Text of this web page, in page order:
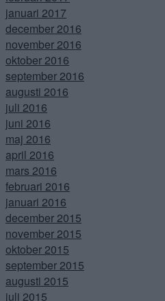
januari 2017
december 2016
november 2016
oktober 2016
september 2016
augusti 2016
juli 2016
juni 2016
maj 2016
april 2016
mars 2016
februari 2016
januari 2016
december 2015
november 2015
oktober 2015
september 2015
augusti 2015
juli 2015